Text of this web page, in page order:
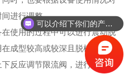
进行调整。
在使用的过程中可以进行震动脱
成型较高或较深且脱模难度比
反应调节限流阀，进行电气结
可以介绍下你们的产品么？